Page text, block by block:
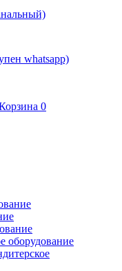
whatsapp)
0
оборудование